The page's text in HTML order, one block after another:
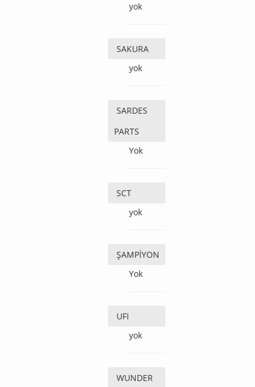
yok
SAKURA
yok
SARDES
PARTS
Yok
SCT
yok
ŞAMPİYON
Yok
UFI
yok
WUNDER